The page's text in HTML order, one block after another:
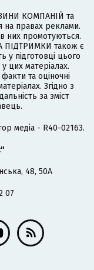
КОМПАНІЙ та
на правах реклами.
них промотуються.
ПІДТРИМКИ також є
у підготовці цього
цих матеріалах.
та оціночні
Згідно з
за зміст
медіа - R40-02163.
48, 50А
07